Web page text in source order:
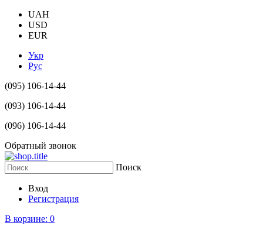
UAH
USD
EUR
Укр
Рус
(095) 106-14-44
(093) 106-14-44
(096) 106-14-44
Обратный звонок
Поиск
Вход
Регистрация
В корзине: 0